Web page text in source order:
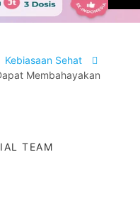
Kebiasaan Sehat
Membahayakan
TEAM